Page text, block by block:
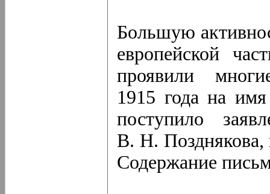
Большую
европейской
проявили
1915 года на имя
поступило
В. Н. Позднякова,
Содержание